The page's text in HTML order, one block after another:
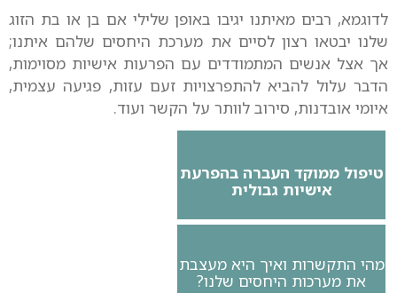
לדוגמא, רבים מאיתנו יגיבו באופן שלילי אם בן או בת הזוג
שלנו יבטאו רצון לסיים את מערכת היחסים שלהם איתנו;
אך אצל אנשים המתמודדים עם הפרעות אישיות מסוימות,
הדבר עלול להביא להתפרצויות זעם עזות, פגיעה עצמית,
איומי אובדנות, סירוב לוותר על הקשר ועוד.
טיפול ממוקד העברה בהפרעת
אישיות גבולית
מהי התקשרות ואיך היא מעצבת
את מערכות היחסים שלנו?